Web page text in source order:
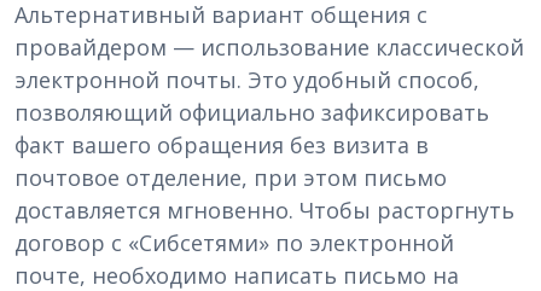
Альтернативный вариант общения с
провайдером — использование классической
электронной почты. Это удобный способ,
позволяющий официально зафиксировать
факт вашего обращения без визита в
почтовое отделение, при этом письмо
доставляется мгновенно. Чтобы расторгнуть
договор с «Сибсетями» по электронной
почте, необходимо написать письмо на